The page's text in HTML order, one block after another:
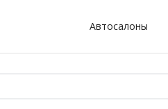
Автосалоны